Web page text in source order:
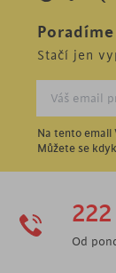
Stačí jen
Na tento email
Můžete se
Od